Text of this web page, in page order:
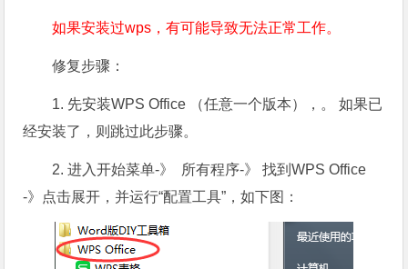
如果安装过wps，有可能导致无法正常工作。
修复步骤：
1. 先安装WPS Office （任意一个版本），。 如果已
经安装了，则跳过此步骤。
2. 进入开始菜单-》 所有程序-》 找到WPS Office
-》点击展开，并运行“配置工具”，如下图：